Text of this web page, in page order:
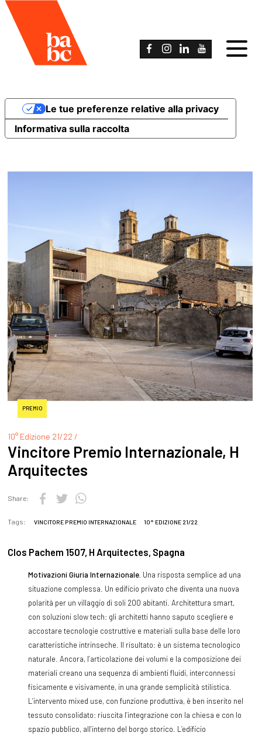
Informativa sulla raccolta
Le tue preferenze relative alla privacy
PREMIO
10° Edizione 21/22 /
Vincitore Premio Internazionale, H
Arquitectes
Share:
Tags: VINCITORE PREMIO INTERNAZIONALE 10° EDIZIONE 21/22
Clos Pachem 1507, H Arquitectes, Spagna
Motivazioni Giuria Internazionale. Una risposta semplice ad una
situazione complessa. Un edificio privato che diventa una nuova
polarità per un villaggio di soli 200 abitanti. Architettura smart,
con soluzioni slow tech: gli architetti hanno saputo scegliere e
accostare tecnologie costruttive e materiali sulla base delle loro
caratteristiche intrinseche. Il risultato: è un sistema tecnologico
naturale. Ancora, l’articolazione dei volumi e la composizione dei
materiali creano una sequenza di ambienti fluidi, interconnessi
fisicamente e visivamente, in una grande semplicità stilistica.
L’intervento mixed use, con funzione produttiva, è ben inserito nel
tessuto consolidato: riuscita l’integrazione con la chiesa e con lo
spazio pubblico, all’interno del borgo storico. L’edificio